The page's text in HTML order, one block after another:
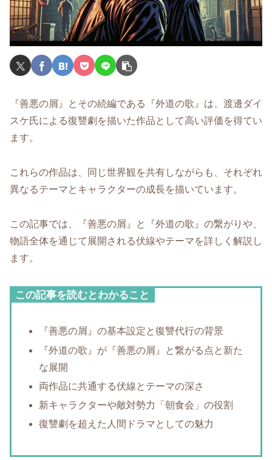
『善悪の屑』とその続編である『外道の歌』は、渡邊ダイ
スケ氏による復讐劇を描いた作品として高い評価を得てい
ます。
これらの作品は、同じ世界観を共有しながらも、それぞれ
異なるテーマとキャラクターの成長を描いています。
この記事では、『善悪の屑』と『外道の歌』の繋がりや、
物語全体を通じて展開される伏線やテーマを詳しく解説し
ます。
この記事を読むとわかること
『善悪の屑』の基本設定と復讐代行の背景
『外道の歌』が『善悪の屑』と繋がる点と新た
な展開
両作品に共通する伏線とテーマの深さ
新キャラクターや敵対勢力「朝食会」の役割
復讐劇を超えた人間ドラマとしての魅力